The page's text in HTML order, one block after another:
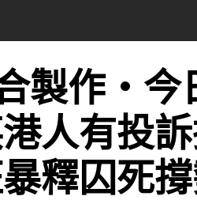
製作‧今
人有投
釋囚死